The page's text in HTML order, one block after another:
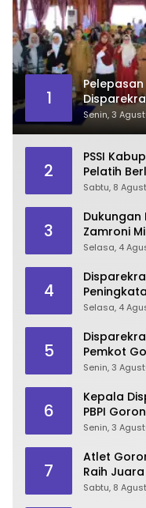
1
Pelepasan
Pariwisata
Senin, 3
2
PSSI
Pelatih
Sabtu, 8
3
Dukungan
Zamroni
Selasa, 4
4
Studi S3
Selasa, 4
5
Pemkot
2026
Senin, 3
6
Kepala
PBPI
Senin, 3
7
Atlet
Raih
di
Sabtu, 8